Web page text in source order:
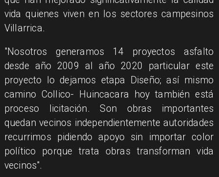
vida quienes viven en los sectores campesinos
Villarrica.
"Nosotros generamos 14 proyectos asfalto
desde año 2009 al año 2020 particular este
proyecto lo dejamos etapa Diseño; así mismo
camino Collico- Huincacara hoy también está
proceso licitación. Son obras importantes
quedan vecinos independientemente autoridades
recurrimos pidiendo apoyo sin importar color
político porque trata obras transforman vida
vecinos".